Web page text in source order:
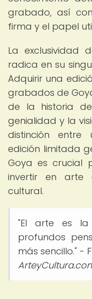
grabado, así
firma y el papel
La exclusividad
radica en su
Adquirir una
grabados de
de la historia
genialidad y la
distinción entre
edición limitada
Goya es crucial
invertir en arte
cultural.
"El arte es la
profundos
más sencillo." -